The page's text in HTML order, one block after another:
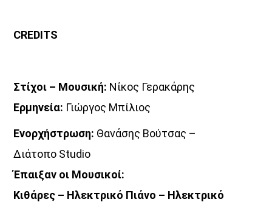
CREDITS
Στίχοι – Μουσική: Νίκος Γερακάρης
Ερμηνεία: Γιώργος Μπίλιος
Ενορχήστρωση: Θανάσης Βούτσας –
Διάτοπο Studio
Έπαιξαν οι Mουσικοί:
Κιθάρες – Ηλεκτρικό Πιάνο – Ηλεκτρικό